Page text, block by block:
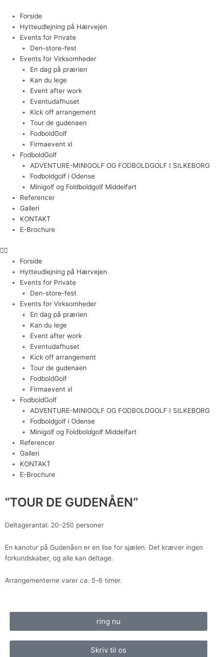
indholdet
Forside
Hytteudlejning på Hærvejen
Events for Private
Den-store-fest
Events for Virksomheder
En dag på prærien
Kan du lege
Event after work
Eventudafhuset
Kick off arrangement
Tour de gudenaen
FodboldGolf
Firmaevent xl
FodboldGolf
ADVENTURE-MINIGOLF OG FODBOLDGOLF I SILKEBORG
Fodboldgolf i Odense
Minigolf og Foldboldgolf Middelfart
Referencer
Galleri
KONTAKT
E-Brochure
Menu
Forside
Hytteudlejning på Hærvejen
Events for Private
Den-store-fest
Events for Virksomheder
En dag på prærien
Kan du lege
Event after work
Eventudafhuset
Kick off arrangement
Tour de gudenaen
FodboldGolf
Firmaevent xl
FodboldGolf
ADVENTURE-MINIGOLF OG FODBOLDGOLF I SILKEBORG
Fodboldgolf i Odense
Minigolf og Foldboldgolf Middelfart
Referencer
Galleri
KONTAKT
E-Brochure
“TOUR DE GUDENÅEN”
Deltagerantal: 20-250 personer
En kanotur på Gudenåen er en lise for sjælen. Det kræver ingen
forkundskaber, og alle kan deltage.
Arrangementerne varer ca. 5-6 timer.
ring nu
Skriv til os